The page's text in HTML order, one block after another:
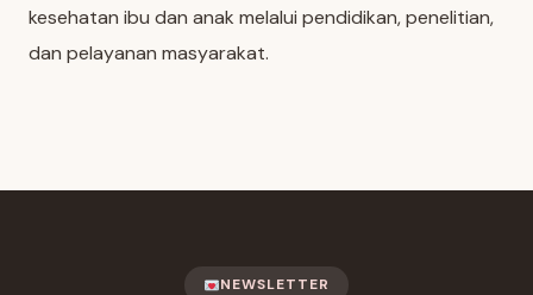
kesehatan ibu dan anak melalui pendidikan, penelitian,
dan pelayanan masyarakat.
NEWSLETTER